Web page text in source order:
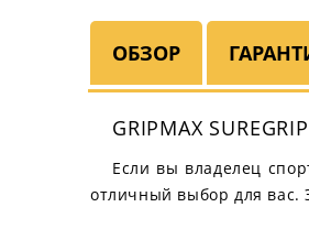
ОБЗОР
GRIPMAX
Если вы владелец
отличный выбор для вас.